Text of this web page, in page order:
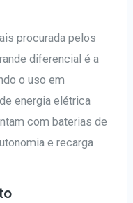
procurada pelos
diferencial é a
o uso em
energia elétrica
com baterias de
e recarga